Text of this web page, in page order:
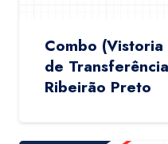
Combo
de
Ribeirão Preto